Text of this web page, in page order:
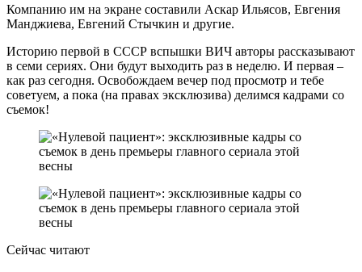
Компанию им на экране составили Аскар Ильясов, Евгения
Манджиева, Евгений Стычкин и другие.
Историю первой в СССР вспышки ВИЧ авторы рассказывают
в семи сериях. Они будут выходить раз в неделю. И первая –
как раз сегодня. Освобождаем вечер под просмотр и тебе
советуем, а пока (на правах эксклюзива) делимся кадрами со
съемок!
Сейчас читают